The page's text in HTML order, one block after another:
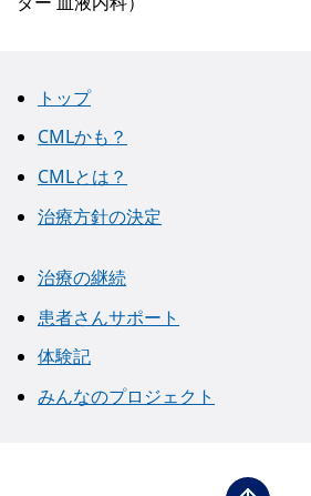
トップ
CMLかも？
CMLとは？
治療方針の決定
治療の継続
患者さんサポート
体験記
みんなのプロジェクト